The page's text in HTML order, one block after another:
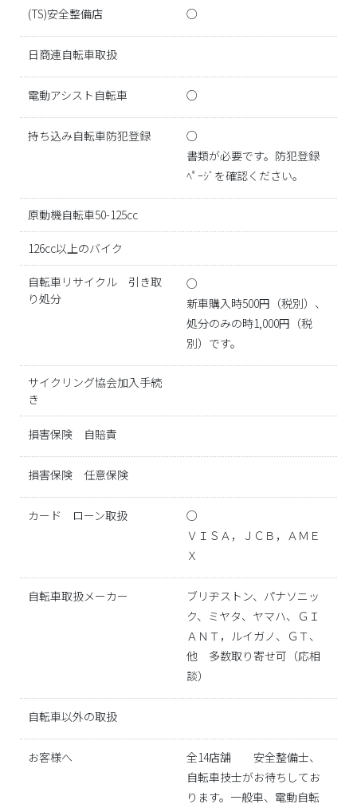
(TS)安全整備店 ○
日商連自転車取扱
電動アシスト自転車 ○
持ち込み自転車防犯登録
○
書類が必要です。防犯登録
ﾍﾟｰｼﾞを確認ください。
原動機自転車50-125cc
126cc以上のバイク
自転車リサイクル 引き取
り処分
○
新車購入時500円（税別）、
処分のみの時1,000円（税
別）です。
サイクリング協会加入手続
き
損害保険 自賠責
損害保険 任意保険
カード ローン取扱
○
ＶＩＳＡ，ＪＣＢ，ＡＭＥ
Ｘ
自転車取扱メーカー
ブリヂストン、パナソニッ
ク、ミヤタ、ヤマハ、ＧＩ
ＡＮＴ，ルイガノ、ＧＴ、
他 多数取り寄せ可（応相
談）
自転車以外の取扱
お客様へ
全14店舗 安全整備士、
自転車技士がお待ちしてお
ります。一般車、電動自転